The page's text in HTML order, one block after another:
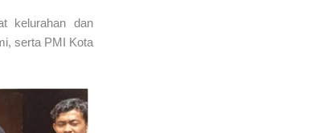
kelurahan dan
serta PMI Kota